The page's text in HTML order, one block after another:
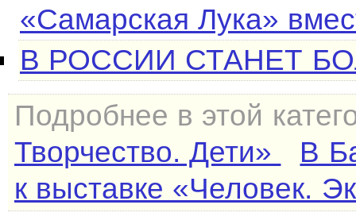
«Самарская Лука»
В РОССИИ СТАНЕТ
Подробнее в этой
Творчество. Дети»
В
к выставке «Человек.